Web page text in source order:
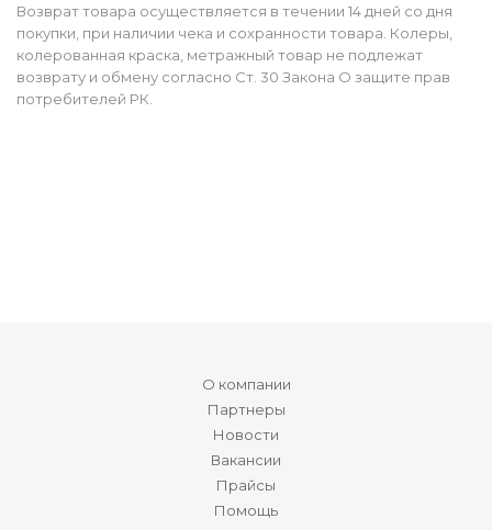
Возврат товара осуществляется в течении 14 дней со дня
покупки, при наличии чека и сохранности товара. Колеры,
колерованная краска, метражный товар не подлежат
возврату и обмену согласно Ст. 30 Закона О защите прав
потребителей РК.
О компании
Партнеры
Новости
Вакансии
Прайсы
Помощь